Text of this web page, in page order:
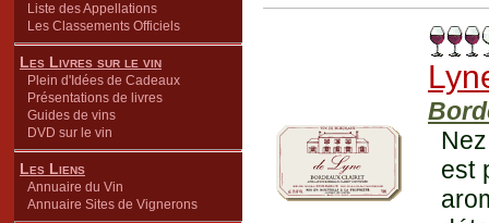
Liste des Appellations
Les Classements Officiels
Les Livres sur le vin
Plein d'Idées de Cadeaux
Présentations de livres
Guides de vins
DVD sur le vin
Les Liens
Annuaire du Vin
Annuaire Sites de Vignerons
est